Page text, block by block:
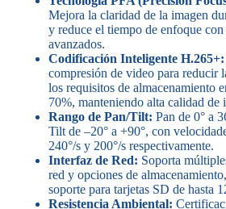
Mejora la claridad de la imagen
y reduce el tiempo de enfoque
avanzados.
Codificación Inteligente H.265+:
compresión de video para reducir
los requisitos de almacenamiento
70%, manteniendo alta calidad de
Rango de Pan/Tilt: Pan de 0° a
Tilt de –20° a +90°, con
240°/s y 200°/s respectivamente.
Interfaz de Red: Soporta
red y opciones de
soporte para tarjetas SD de hasta
Resistencia Ambiental: